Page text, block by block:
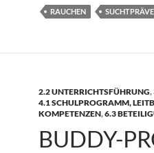
RAUCHEN
2.2 UNTERRICHTSFÜHRUNG,
4.1 SCHULPROGRAMM,
KOMPETENZEN,6.3
BUDDY-